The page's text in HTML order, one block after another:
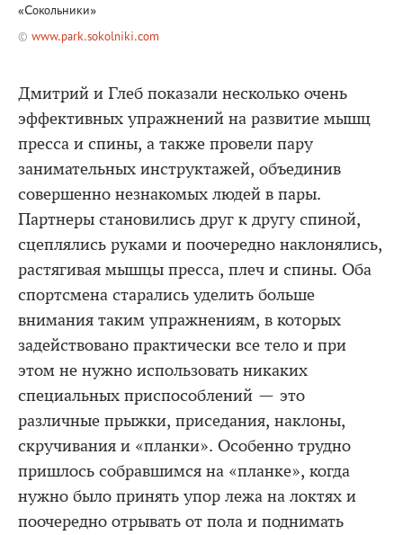
«Сокольники»
© www.park.sokolniki.com
Дмитрий и Глеб показали несколько очень
эффективных упражнений на развитие мышц
пресса и спины, а также провели пару
занимательных инструктажей, объединив
совершенно незнакомых людей в пары.
Партнеры становились друг к другу спиной,
сцеплялись руками и поочередно наклонялись,
растягивая мышцы пресса, плеч и спины. Оба
спортсмена старались уделить больше
внимания таким упражнениям, в которых
задействовано практически все тело и при
этом не нужно использовать никаких
специальных приспособлений — это
различные прыжки, приседания, наклоны,
скручивания и «планки». Особенно трудно
пришлось собравшимся на «планке», когда
нужно было принять упор лежа на локтях и
поочередно отрывать от пола и поднимать